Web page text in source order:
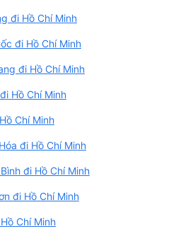
đi Hồ Chí Minh
đi Hồ Chí Minh
đi Hồ Chí Minh
Hồ Chí Minh
Chí Minh
đi Hồ Chí Minh
đi Hồ Chí Minh
đi Hồ Chí Minh
Chí Minh